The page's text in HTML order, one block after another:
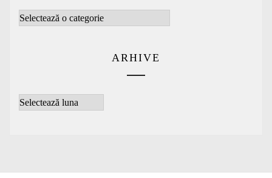
Categorii
ARHIVE
Arhive